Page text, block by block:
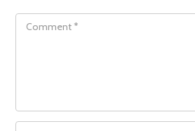
COMMENT
NAME